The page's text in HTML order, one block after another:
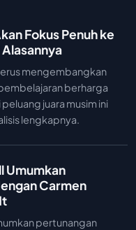
Fokus Penuh ke
mengembangkan
berharga
juara musim ini
lengkapnya.
Umumkan
Carmen
pertunangan